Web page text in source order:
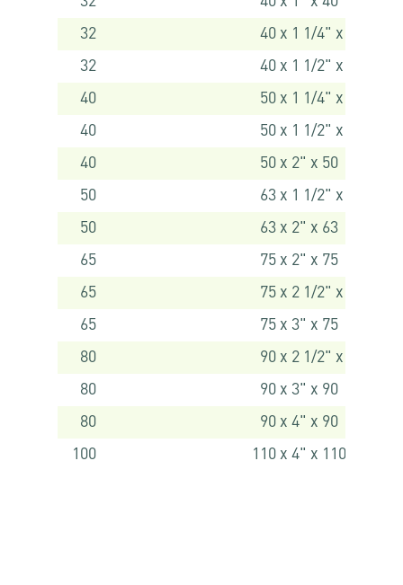
32
40 x 1 1/4" x 40
32
40 x 1 1/2" x 40
40
50 x 1 1/4" x 50
40
50 x 1 1/2" x 50
40
50 x 2" x 50
50
63 x 1 1/2" x 63
50
63 x 2" x 63
65
75 x 2" x 75
65
75 x 2 1/2" x 75
65
75 x 3" x 75
80
90 x 2 1/2" x 90
80
90 x 3" x 90
80
90 x 4" x 90
100
110 x 4" x 110